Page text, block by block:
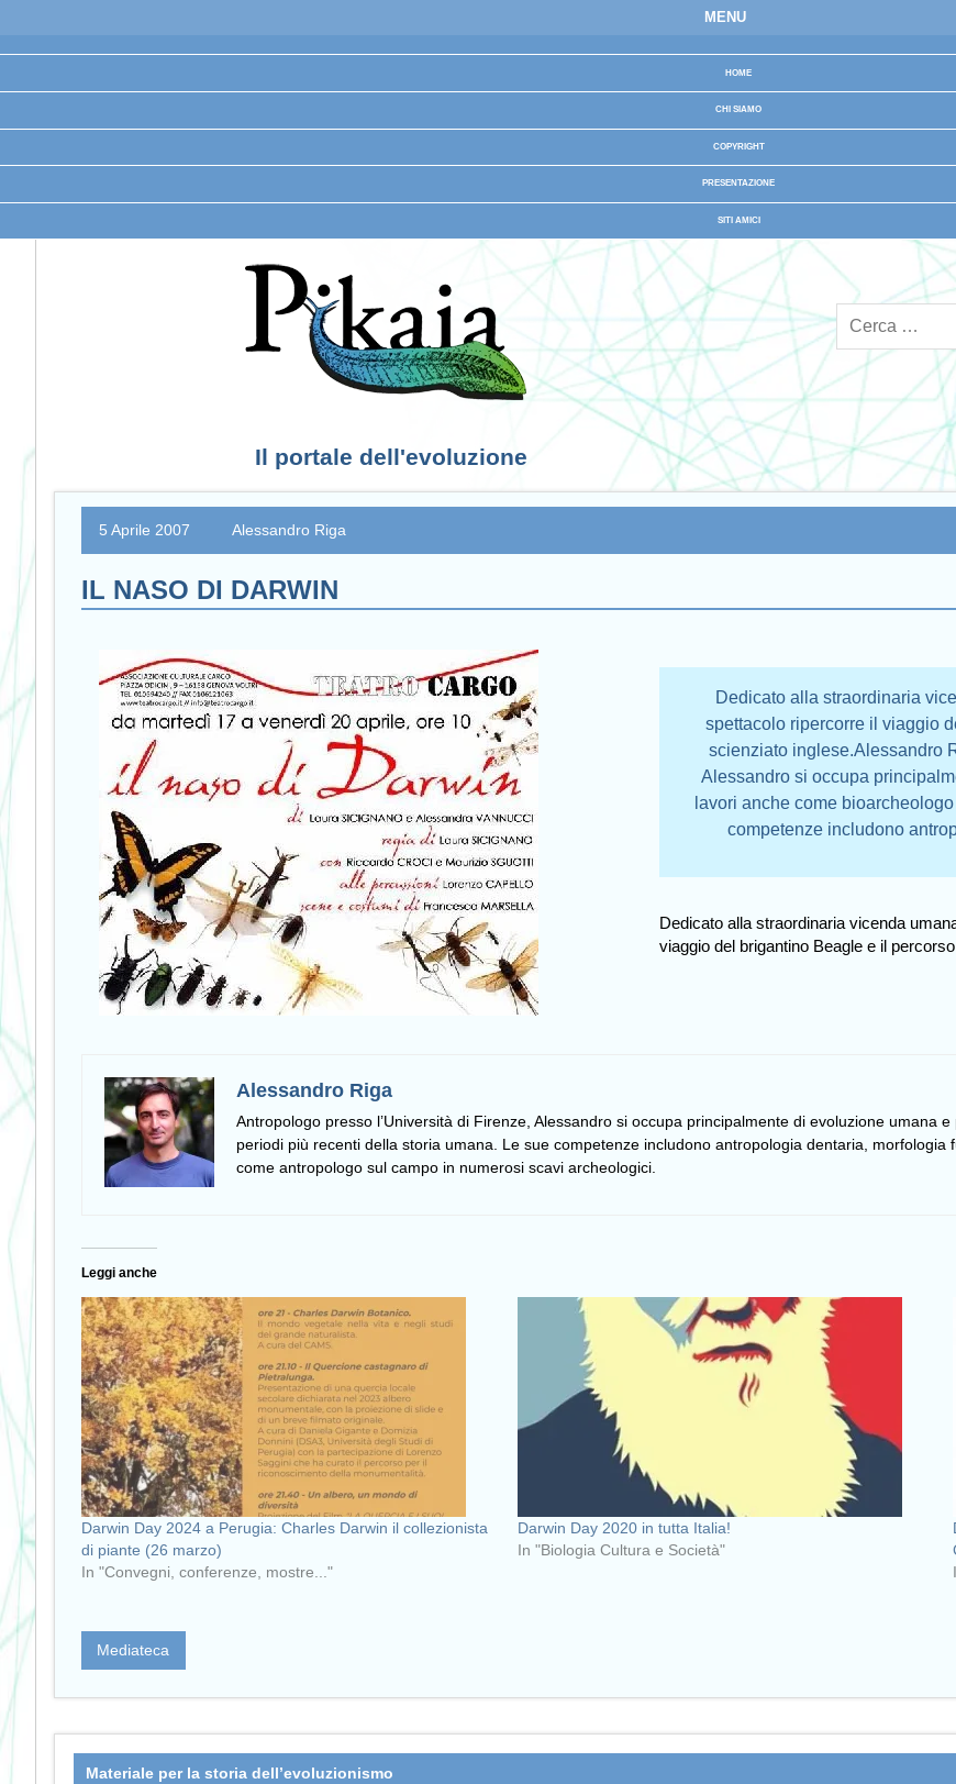
MENU
HOME
CHI SIAMO
COPYRIGHT
PRESENTAZIONE
SITI AMICI
Il portale dell'evoluzione
5 Aprile 2007 Alessandro Riga
IL NASO DI DARWIN
Dedicato alla straordinaria
spettacolo ripercorre il viaggio
scienziato inglese.Alessandro
Alessandro si occupa
lavori anche come
competenze includono
Dedicato alla straordinaria vicenda
viaggio del brigantino Beagle e il
Alessandro Riga
Antropologo presso l’Università di Firenze, Alessandro si occupa principalmente di evoluzione umana
periodi più recenti della storia umana. Le sue competenze includono antropologia dentaria,
come antropologo sul campo in numerosi scavi archeologici.
Leggi anche
Darwin Day 2024 a Perugia: Charles Darwin il collezionista
di piante (26 marzo)
In "Convegni, conferenze, mostre..."
Darwin Day 2020 in tutta Italia!
In "Biologia Cultura e Società"
Mediateca
Materiale per la storia dell’evoluzionismo